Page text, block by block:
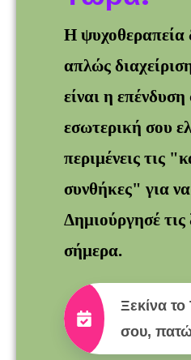
Η ψυχοθεραπεία
απλώς
είναι η επένδυση
εσωτερική σου
περιμένεις τις
συνθήκες" για
Δημιούργησέ τις
σήμερα.
Ξεκίνα το
σου,